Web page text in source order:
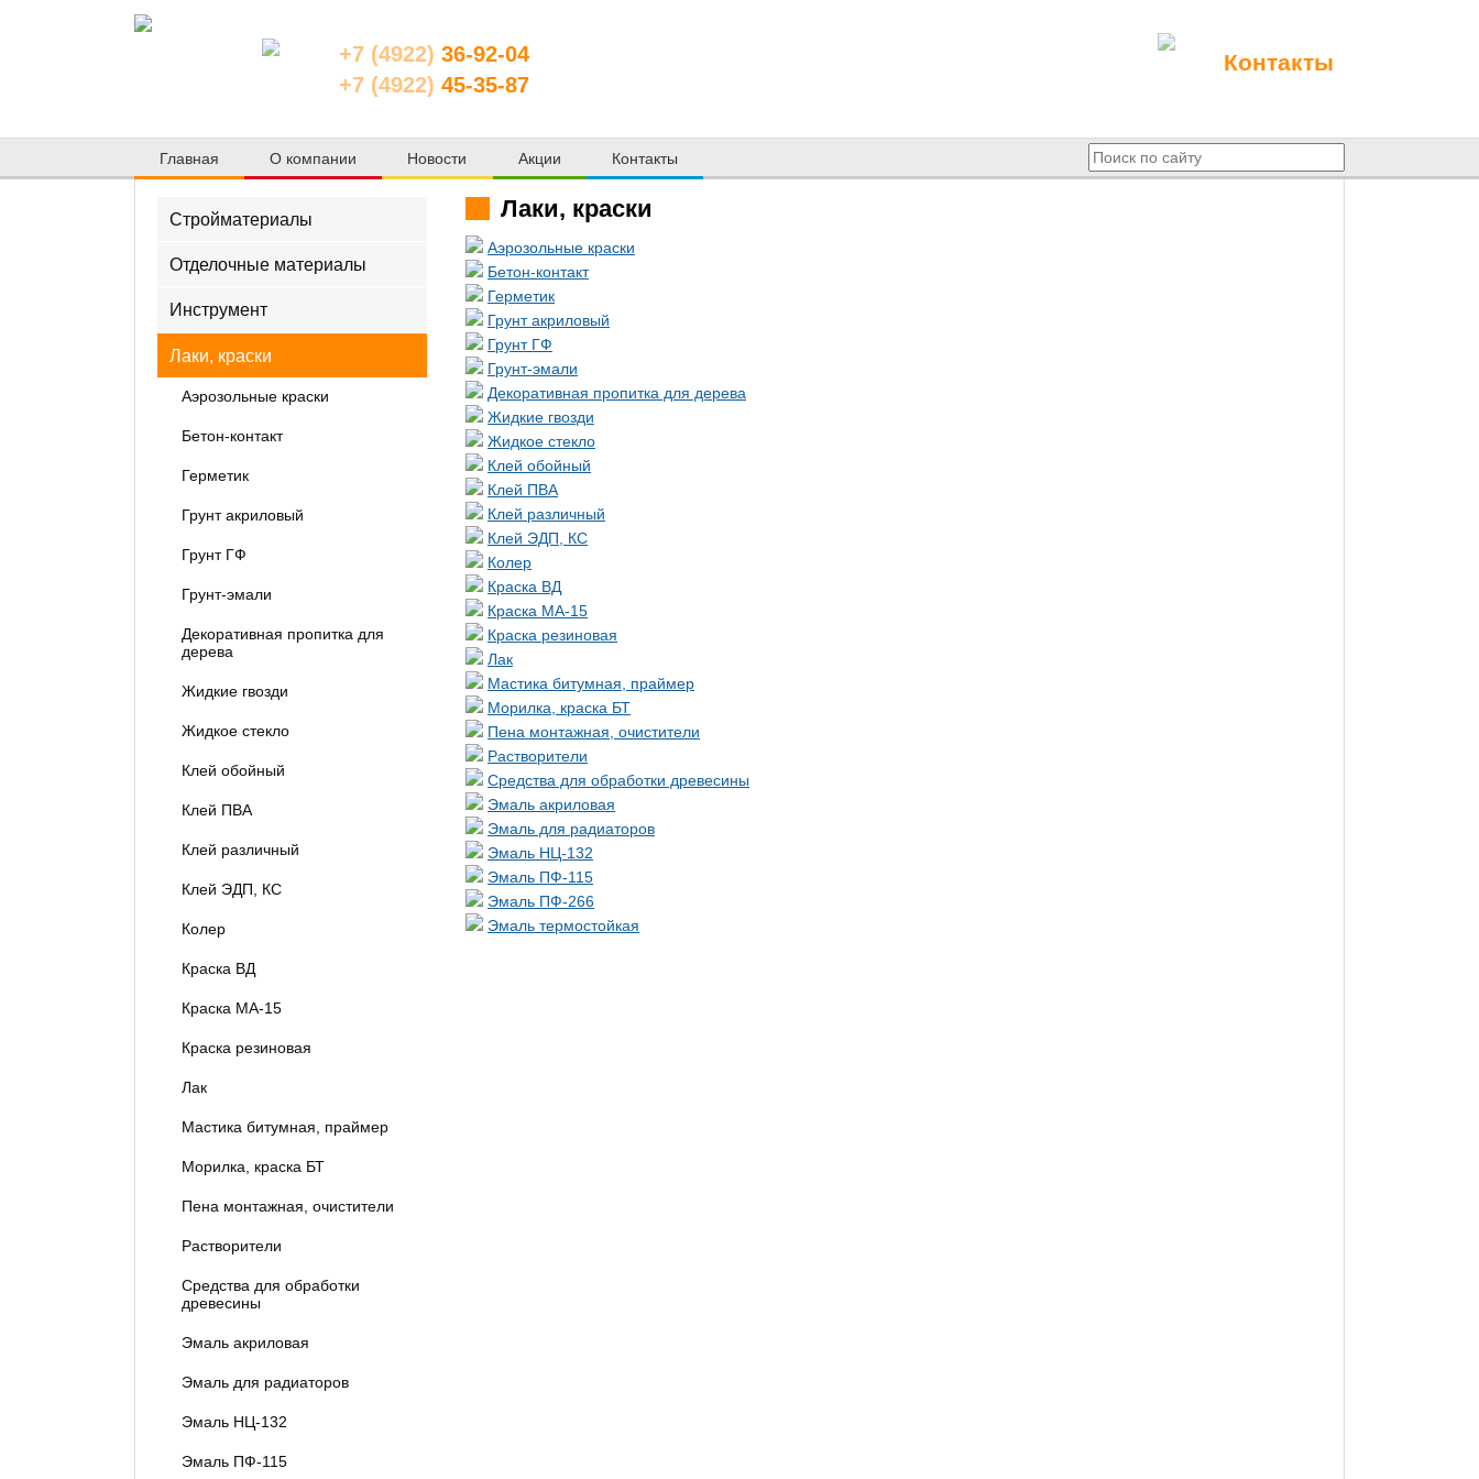
+7 (4922) 36-92-04
+7 (4922) 45-35-87
Контакты
Главная О компании Новости Акции Контакты
Стройматериалы
Отделочные материалы
Инструмент
Лаки, краски
Аэрозольные краски
Бетон-контакт
Герметик
Грунт акриловый
Грунт ГФ
Грунт-эмали
Декоративная пропитка для
дерева
Жидкие гвозди
Жидкое стекло
Клей обойный
Клей ПВА
Клей различный
Клей ЭДП, КС
Колер
Краска ВД
Краска МА-15
Краска резиновая
Лак
Мастика битумная, праймер
Морилка, краска БТ
Пена монтажная, очистители
Растворители
Средства для обработки
древесины
Эмаль акриловая
Эмаль для радиаторов
Эмаль НЦ-132
Эмаль ПФ-115
Лаки, краски
Аэрозольные краски
Бетон-контакт
Герметик
Грунт акриловый
Грунт ГФ
Грунт-эмали
Декоративная пропитка для дерева
Жидкие гвозди
Жидкое стекло
Клей обойный
Клей ПВА
Клей различный
Клей ЭДП, КС
Колер
Краска ВД
Краска МА-15
Краска резиновая
Лак
Мастика битумная, праймер
Морилка, краска БТ
Пена монтажная, очистители
Растворители
Средства для обработки древесины
Эмаль акриловая
Эмаль для радиаторов
Эмаль НЦ-132
Эмаль ПФ-115
Эмаль ПФ-266
Эмаль термостойкая